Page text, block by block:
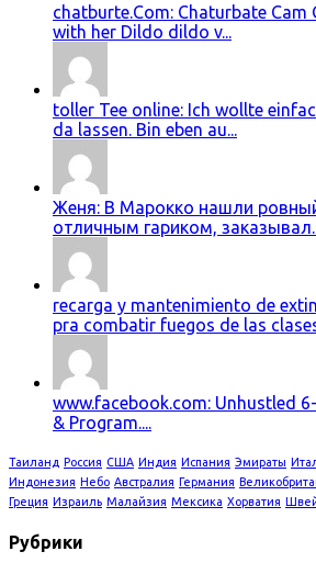
chatburte.Com: Chaturbate Cam
with her Dildo dildo v...
toller Tee online: Ich wollte
da lassen. Bin eben au...
Женя: В Марокко нашли
отличным гариком,
recarga y mantenimiento de
pra combatir fuegos de las clases
www.facebook.com: Unhustled
& Program....
Таиланд Россия США Индия Испания Эмираты
Индонезия Небо Австралия Германия
Греция Израиль Малайзия Мексика Хорватия
Рубрики